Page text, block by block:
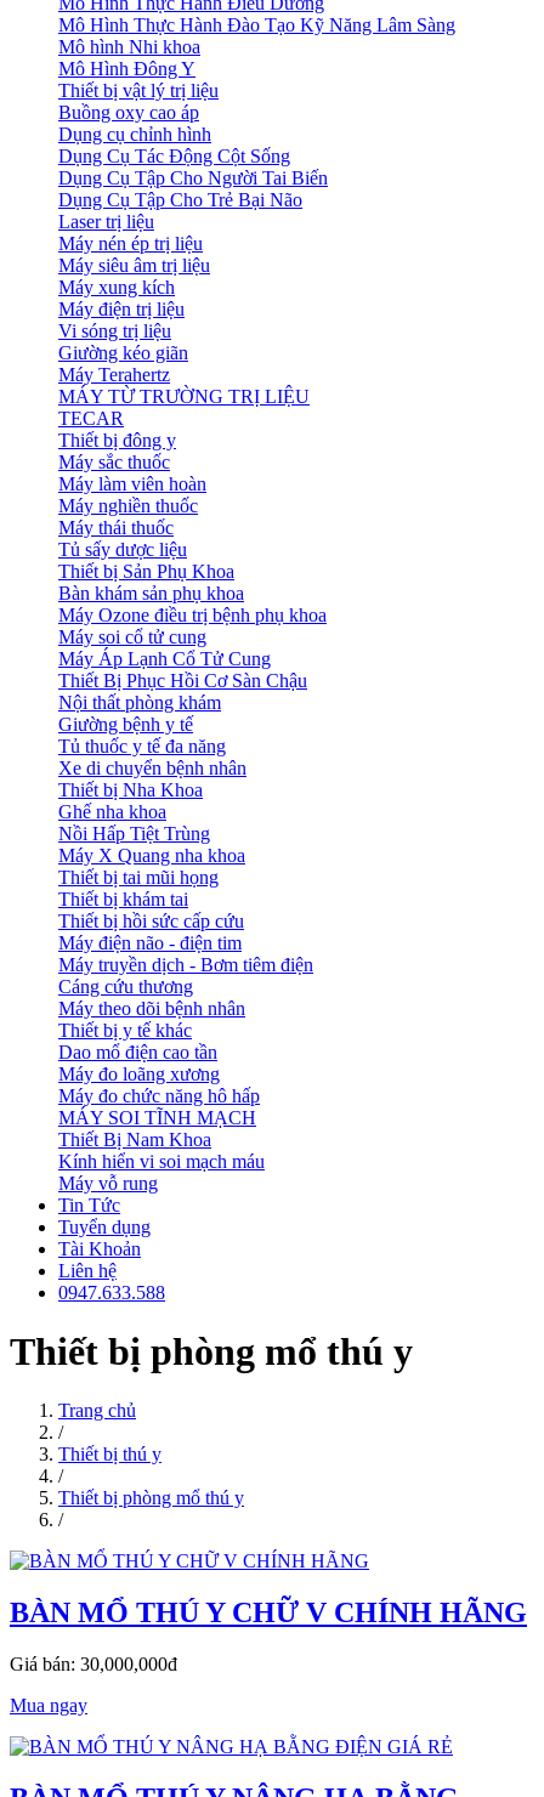
Mô Hình Thực Hành Đào Tạo Kỹ Năng Lâm Sàng
Mô hình Nhi khoa
Mô Hình Đông Y
Thiết bị vật lý trị liệu
Buồng oxy cao áp
Dụng cụ chỉnh hình
Dụng Cụ Tác Động Cột Sống
Dụng Cụ Tập Cho Người Tai Biến
Dụng Cụ Tập Cho Trẻ Bại Não
Laser trị liệu
Máy nén ép trị liệu
Máy siêu âm trị liệu
Máy xung kích
Máy điện trị liệu
Vi sóng trị liệu
Giường kéo giãn
Máy Terahertz
MÁY TỪ TRƯỜNG TRỊ LIỆU
TECAR
Thiết bị đông y
Máy sắc thuốc
Máy làm viên hoàn
Máy nghiền thuốc
Máy thái thuốc
Tủ sấy dược liệu
Thiết bị Sản Phụ Khoa
Bàn khám sản phụ khoa
Máy Ozone điều trị bệnh phụ khoa
Máy soi cổ tử cung
Máy Áp Lạnh Cổ Tử Cung
Thiết Bị Phục Hồi Cơ Sàn Chậu
Nội thất phòng khám
Giường bệnh y tế
Tủ thuốc y tế đa năng
Xe di chuyển bệnh nhân
Thiết bị Nha Khoa
Ghế nha khoa
Nồi Hấp Tiệt Trùng
Máy X Quang nha khoa
Thiết bị tai mũi họng
Thiết bị khám tai
Thiết bị hồi sức cấp cứu
Máy điện não - điện tim
Máy truyền dịch - Bơm tiêm điện
Cáng cứu thương
Máy theo dõi bệnh nhân
Thiết bị y tế khác
Dao mổ điện cao tần
Máy đo loãng xương
Máy đo chức năng hô hấp
MÁY SOI TĨNH MẠCH
Thiết Bị Nam Khoa
Kính hiển vi soi mạch máu
Máy vỗ rung
Tin Tức
Tuyển dụng
Tài Khoản
Liên hệ
0947.633.588
Thiết bị phòng mổ thú y
Trang chủ
/
Thiết bị thú y
/
Thiết bị phòng mổ thú y
/
BÀN MỔ THÚ Y CHỮ V CHÍNH HÃNG
Giá bán: 30,000,000đ
Mua ngay